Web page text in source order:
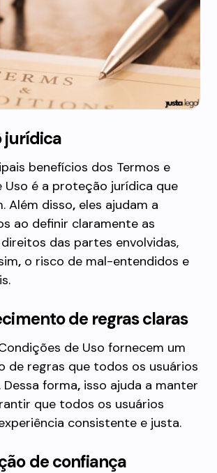
jurídica
benefícios dos Termos e
Uso é a proteção jurídica que
Além disso, eles ajudam a
ao definir claramente as
das partes envolvidas,
, o risco de mal-entendidos e
de regras claras
de Uso fornecem um
de regras que todos os usuários
Dessa forma, isso ajuda a manter
que todos os usuários
consistente e justa.
de confiança